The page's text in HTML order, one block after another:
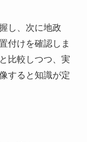
し、次に地政
付けを確認しま
比較しつつ、実
すると知識が定